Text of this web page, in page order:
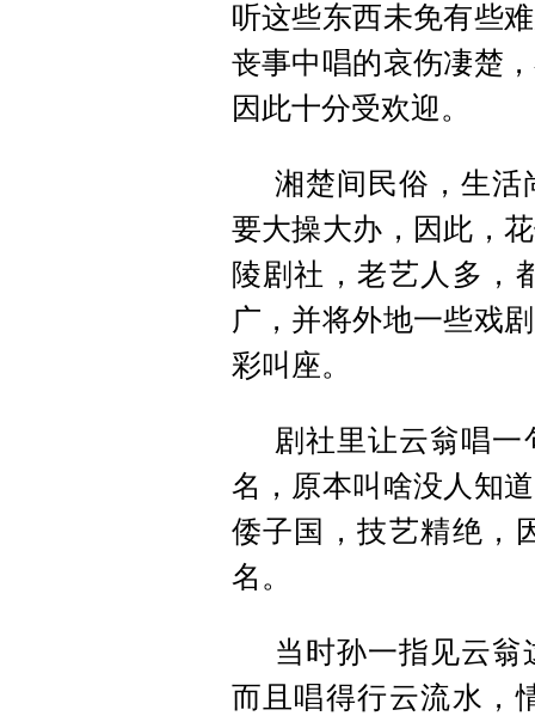
听这些东西未免有些
丧事中唱的哀伤凄楚
因此十分受欢迎。
湘楚间民俗，生活
要大操大办，因此，
陵剧社，老艺人多，
广，并将外地一些戏
彩叫座。
剧社里让云翁唱一
名，原本叫啥没人知
倭子国，技艺精绝，
名。
当时孙一指见云
而且唱得行云流水，